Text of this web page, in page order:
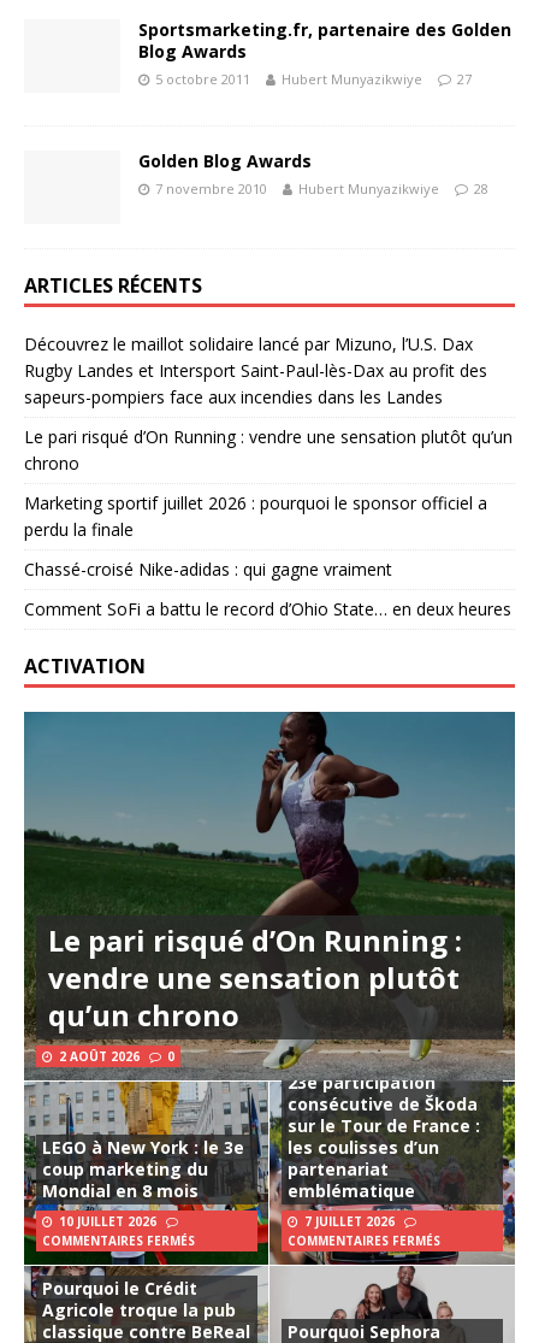
Sportsmarketing.fr, partenaire des Golden
Blog Awards
5 octobre 2011 Hubert Munyazikwiye 27
Golden Blog Awards
7 novembre 2010 Hubert Munyazikwiye 28
ARTICLES RÉCENTS
Découvrez le maillot solidaire lancé par Mizuno, l’U.S. Dax
Rugby Landes et Intersport Saint-Paul-lès-Dax au profit des
sapeurs-pompiers face aux incendies dans les Landes
Le pari risqué d’On Running : vendre une sensation plutôt qu’un
chrono
Marketing sportif juillet 2026 : pourquoi le sponsor officiel a
perdu la finale
Chassé-croisé Nike-adidas : qui gagne vraiment
Comment SoFi a battu le record d’Ohio State… en deux heures
ACTIVATION
Le pari risqué d’On Running :
vendre une sensation plutôt
qu’un chrono
2 AOÛT 2026 0
LEGO à New York : le 3e
coup marketing du
Mondial en 8 mois
10 JUILLET 2026
COMMENTAIRES FERMÉS
23e participation
consécutive de Škoda
sur le Tour de France :
les coulisses d’un
partenariat
emblématique
7 JUILLET 2026
COMMENTAIRES FERMÉS
Pourquoi le Crédit
Agricole troque la pub
classique contre BeReal
Pourquoi Sephora